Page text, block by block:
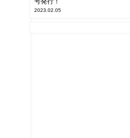
号発行！
2023.02.05